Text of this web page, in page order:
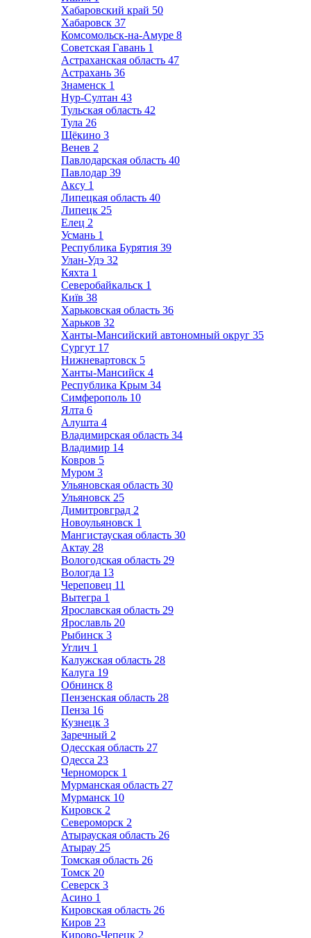
Хабаровский край 50
Хабаровск 37
Комсомольск-на-Амуре 8
Советская Гавань 1
Астраханская область 47
Астрахань 36
Знаменск 1
Нур-Султан 43
Тульская область 42
Тула 26
Щёкино 3
Венев 2
Павлодарская область 40
Павлодар 39
Аксу 1
Липецкая область 40
Липецк 25
Елец 2
Усмань 1
Республика Бурятия 39
Улан-Удэ 32
Кяхта 1
Северобайкальск 1
Київ 38
Харьковская область 36
Харьков 32
Ханты-Мансийский автономный округ 35
Сургут 17
Нижневартовск 5
Ханты-Мансийск 4
Республика Крым 34
Симферополь 10
Ялта 6
Алушта 4
Владимирская область 34
Владимир 14
Ковров 5
Муром 3
Ульяновская область 30
Ульяновск 25
Димитровград 2
Новоульяновск 1
Мангистауская область 30
Актау 28
Вологодская область 29
Вологда 13
Череповец 11
Вытегра 1
Ярославская область 29
Ярославль 20
Рыбинск 3
Углич 1
Калужская область 28
Калуга 19
Обнинск 8
Пензенская область 28
Пенза 16
Кузнецк 3
Заречный 2
Одесская область 27
Одесса 23
Черноморск 1
Мурманская область 27
Мурманск 10
Кировск 2
Североморск 2
Атырауская область 26
Атырау 25
Томская область 26
Томск 20
Северск 3
Асино 1
Кировская область 26
Киров 23
Кирово-Чепецк 2